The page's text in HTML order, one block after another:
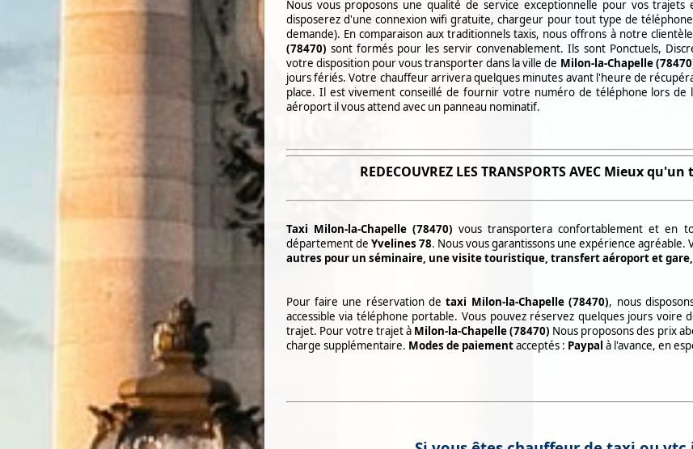
Nous vous proposons une qualité de service exceptionnelle pour vos
disposerez d'une connexion wifi gratuite, chargeur pour tout type de
demande). En comparaison aux traditionnels taxis, nous offrons à notre
(78470) sont formés pour les servir convenablement. Ils sont Ponctuels,
votre disposition pour vous transporter dans la ville de Milon-la-Chapelle
jours fériés. Votre chauffeur arrivera quelques minutes avant l'heure de
place. Il est vivement conseillé de fournir votre numéro de téléphone lors
aéroport il vous attend avec un panneau nominatif.
REDECOUVREZ LES TRANSPORTS AVEC Mieux qu'un
Taxi Milon-la-Chapelle (78470) vous transportera confortablement et en
département de Yvelines 78. Nous vous garantissons une expérience
autres pour un séminaire, une visite touristique, transfert aéroport et
Pour faire une réservation detaxi Milon-la-Chapelle (78470), nous
accessible via téléphone portable. Vous pouvez réservez quelques jours voire
trajet. Pour votre trajet à Milon-la-Chapelle (78470) Nous proposons des prix
charge supplémentaire. Modes de paiementacceptés : Paypal à l'avance, en